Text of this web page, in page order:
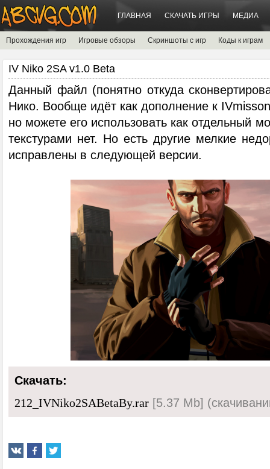
ГЛАВНАЯ СКАЧАТЬ ИГРЫ МЕДИА
Прохождения игр Игровые обзоры Скриншоты с игр Коды к играм
IV Niko 2SA v1.0 Beta
Данный файл (понятно откуда
Нико. Вообще идёт как дополнение к
но можете его использовать как отдельный
текстурами нет. Но есть другие мелкие
исправлены в следующей версии.
Скачать:
212_IVNiko2SABetaBy.rar [5.37 Mb]